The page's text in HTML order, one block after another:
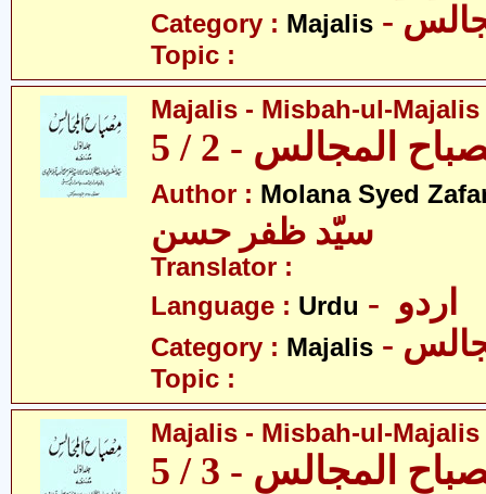
Category : Majalis
Topic :
Majalis - Misbah-ul-Majalis
المجالس - 2 / 5
Author : Molana Syed
سیّد ظفر حسن
Translator :
Language : Urdu
Category : Majalis
Topic :
Majalis - Misbah-ul-Majalis
المجالس - 3 / 5